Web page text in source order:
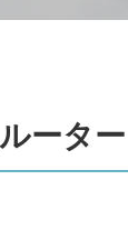
ーター